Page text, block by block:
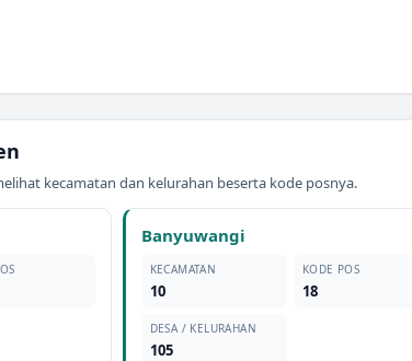
kecamatan dan kelurahan beserta kode posnya.
Banyuwangi
KECAMATAN
10
KODE POS
18
DESA / KELURAHAN
105